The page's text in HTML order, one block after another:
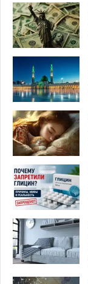
е
р
и
к
а
ц
е